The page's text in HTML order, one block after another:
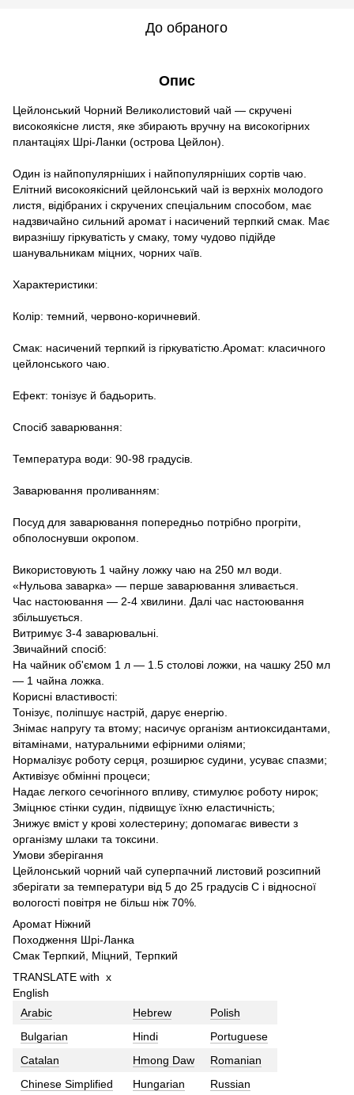
До обраного
Опис
Цейлонський Чорний Великолистовий чай — скручені
високоякісне листя, яке збирають вручну на високогірних
плантаціях Шрі-Ланки (острова Цейлон).
Один із найпопулярніших і найпопулярніших сортів чаю.
Елітний високоякісний цейлонський чай із верхніх молодого
листя, відібраних і скручених спеціальним способом, має
надзвичайно сильний аромат і насичений терпкий смак. Має
виразнішу гіркуватість у смаку, тому чудово підійде
шанувальникам міцних, чорних чаїв.
Характеристики:
Колір: темний, червоно-коричневий.
Смак: насичений терпкий із гіркуватістю.Аромат: класичного
цейлонського чаю.
Ефект: тонізує й бадьорить.
Спосіб заварювання:
Температура води: 90-98 градусів.
Заварювання проливанням:
Посуд для заварювання попередньо потрібно прогріти,
обполоснувши окропом.
Використовують 1 чайну ложку чаю на 250 мл води.
«Нульова заварка» — перше заварювання зливається.
Час настоювання — 2-4 хвилини. Далі час настоювання
збільшується.
Витримує 3-4 заварювальні.
Звичайний спосіб:
На чайник об'ємом 1 л — 1.5 столові ложки, на чашку 250 мл
— 1 чайна ложка.
Корисні властивості:
Тонізує, поліпшує настрій, дарує енергію.
Знімає напругу та втому; насичує організм антиоксидантами,
вітамінами, натуральними ефірними оліями;
Нормалізує роботу серця, розширює судини, усуває спазми;
Активізує обмінні процеси;
Надає легкого сечогінного впливу, стимулює роботу нирок;
Зміцнює стінки судин, підвищує їхню еластичність;
Знижує вміст у крові холестерину; допомагає вивести з
організму шлаки та токсини.
Умови зберігання
Цейлонський чорний чай суперпачний листовий розсипний
зберігати за температури від 5 до 25 градусів С і відносної
вологості повітря не більш ніж 70%.
Аромат Ніжний
Походження Шрі-Ланка
Смак Терпкий, Міцний, Терпкий
TRANSLATE with x
English
Arabic
Hebrew
Polish
Bulgarian
Hindi
Portuguese
Catalan
Hmong Daw
Romanian
Chinese Simplified
Hungarian Russian